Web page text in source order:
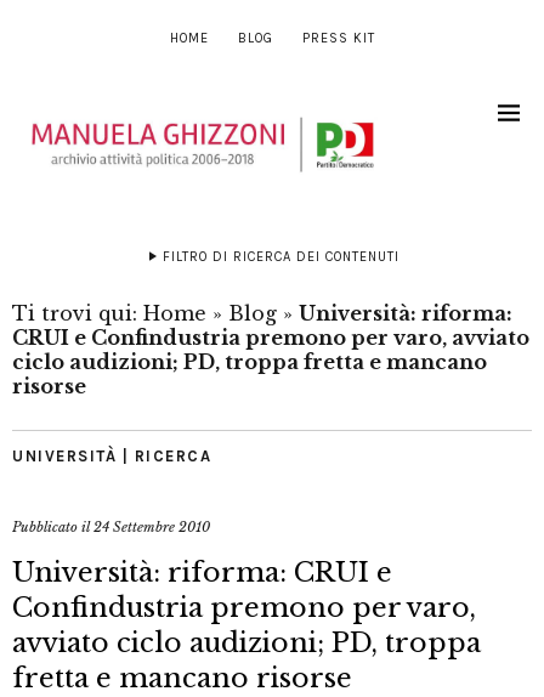
HOME BLOG PRESS KIT
FILTRO DI RICERCA DEI CONTENUTI
Ti trovi qui: Home » Blog » Università: riforma:
CRUI e Confindustria premono per varo, avviato
ciclo audizioni; PD, troppa fretta e mancano
risorse
UNIVERSITÀ | RICERCA
Pubblicato il24 Settembre 2010
Università: riforma: CRUI e
Confindustria premono per varo,
avviato ciclo audizioni; PD, troppa
fretta e mancano risorse